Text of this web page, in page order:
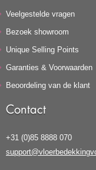
Veelgestelde vragen
Bezoek showroom
Unique Selling Points
Garanties & Voorwaarden
Beoordeling van de klant
Contact
+31 (0)85 8888 070